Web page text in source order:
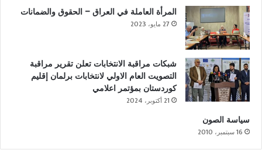
المرأة العاملة في العراق – الحقوق والضمانات
27 مايو، 2023
شبكات مراقبة الانتخابات تعلن تقرير مراقبة
التصويت العام الاولي لانتخابات برلمان إقليم
كوردستان بمؤتمر اعلامي
21 أكتوبر، 2024
سياسة الصون
16 سبتمبر، 2010